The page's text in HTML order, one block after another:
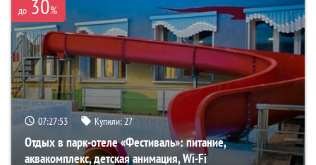
до 30%
07:27:51 Купили:27
Отдых в парк-отеле «Фестиваль»: питание,
аквакомплекс, детская анимация, Wi-Fi